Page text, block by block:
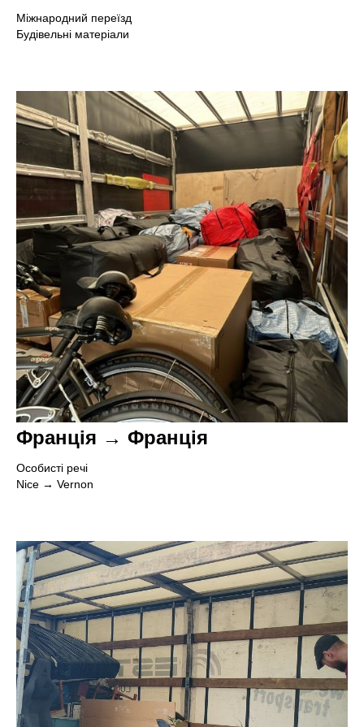
Міжнародний переїзд
Будівельні матеріали
Франція → Франція
Особисті речі
Nice → Vernon